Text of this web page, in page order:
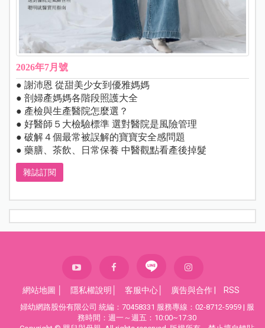
2026年7月號
● 謝沛恩 從甜美少女到優雅媽媽
● 剖婦產媽媽各階段照護大全
● 產檢與生產醫院怎麼選？
● 好醫師５大檢驗標準 選對醫院是風險管理
● 破解４個最常被誤解的寶寶安全感問題
● 藥膳、茶飲、日常保養 中醫觀點看產後掉髮
雜誌訂閱
網站地圖 隱私權說明 客服中心 廣告與合作 RSS
婦幼網路股份有限公司 統編：70458331 服務專線：02-8712-5959 | 服
務時間：週一～週五：10:00~17:30